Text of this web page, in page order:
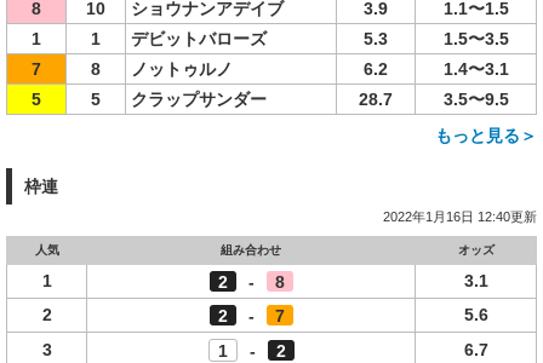
8
10 ショウナンアデイブ 3.9
1.1〜1.5
1
1 デビットバローズ 5.3
1.5〜3.5
7
8 ノットゥルノ 6.2
1.4〜3.1
5
5 クラップサンダー 28.7
3.5〜9.5
もっと見る＞
枠連
2022年1月16日 12:40更新
人気 組み合わせ オッズ
1 2 - 8
3.1
2
2 - 7
5.6
3
1 - 2
6.7